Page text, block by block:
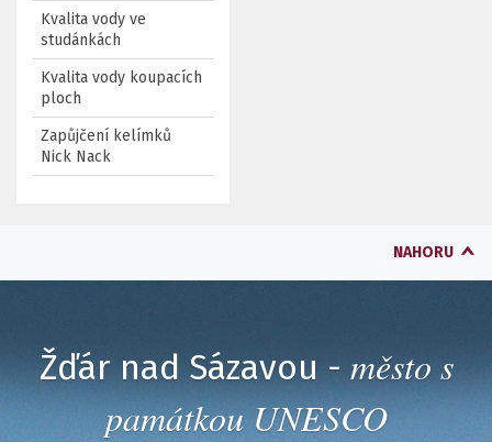
Kvalita vody ve
studánkách
Kvalita vody koupacích
ploch
Zapůjčení kelímků
Nick Nack
NAHORU
Žďár nad Sázavou - město s
památkou UNESCO